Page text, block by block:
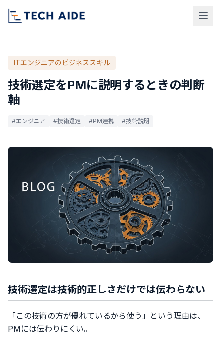
ITエンジニアのビジネススキル
技術選定をPMに説明するときの判断
軸
#エンジニア #技術選定 #PM連携 #技術説明
技術選定は技術的正しさだけでは伝わらない
「この技術の方が優れているから使う」という理由は、
PMには伝わりにくい。